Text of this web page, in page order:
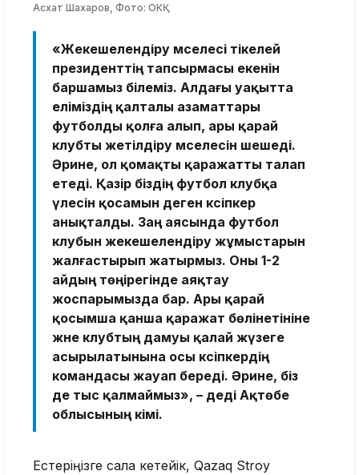
Асхат Шахаров, Фото: ОКҚ
«Жекешелендіру мәселесі тікелей
президенттің тапсырмасы екенін
баршамыз білеміз. Алдағы уақытта
еліміздің қалталы азаматтары
футболды қолға алып, ары қарай
клубты жетілдіру мәселесін шешеді.
Әрине, ол қомақты қаражатты талап
етеді. Қазір біздің футбол клубқа
үлесін қосамын деген кәсіпкер
анықталды. Заң аясында футбол
клубын жекешелендіру жұмыстарын
жалғастырып жатырмыз. Оны 1-2
айдың төңірегінде аяқтау
жоспарымызда бар. Ары қарай
қосымша қанша қаражат бөлінетініне
және клубтың дамуы қалай жүзеге
асырылатынына осы кәсіпкердің
командасы жауап береді. Әрине, біз
де тыс қалмаймыз», – деді Ақтөбе
облысының әкімі.
Естеріңізге сала кетейік, Qazaq Stroy